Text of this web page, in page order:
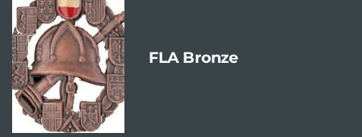
FLA Bronze